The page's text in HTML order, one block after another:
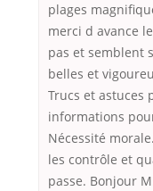
plages
merci d avance
pas et semblent
belles et
Trucs et astuces
informations
Nécessité
les contrôle et
passe. Bonjour